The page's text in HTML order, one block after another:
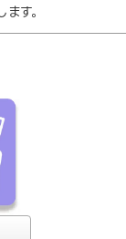
す。